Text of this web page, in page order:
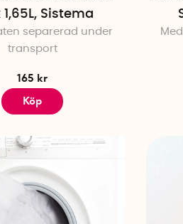
1,65L, Sistema
separerad under
transport
165 kr
Köp